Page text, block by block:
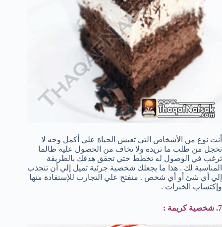
أنت نوع من الأشخاص التي تعيش الحياة علي أكمل وجه لا
تخجل من طلب ما تريده ولا تخاف من الحصول عليه طالما
ترغب في الوصول له تخطط حتي تحقق هدفك بالطريقة
المناسبة لك . هذا ما يجعلك شخصية جرئية تميل إلي أن تنجذب
إلي أي شئ أو أي شخص . منفتح علي التجارب للإستفادة منها
وإكتساب الخبرات .
7. شخصية كريمة :